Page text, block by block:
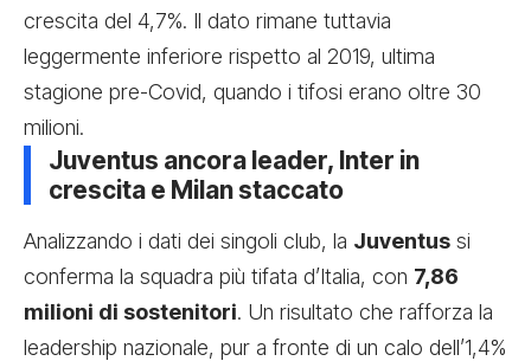
crescita del 4,7%. Il dato rimane tuttavia
leggermente inferiore rispetto al 2019, ultima
stagione pre-Covid, quando i tifosi erano oltre 30
milioni.
Juventus ancora leader, Inter in
crescita e Milan staccato
Analizzando i dati dei singoli club, la Juventus si
conferma la squadra più tifata d’Italia, con 7,86
milioni di sostenitori. Un risultato che rafforza la
leadership nazionale, pur a fronte di un calo dell’1,4%